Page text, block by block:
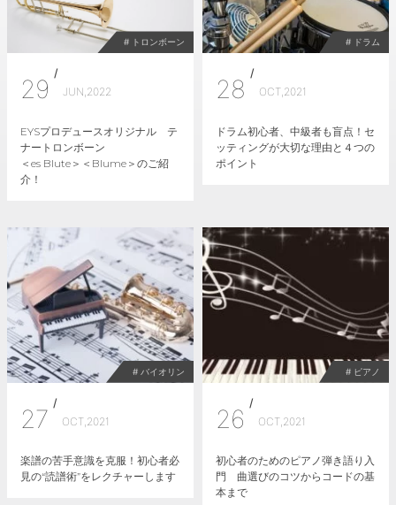
# トロンボーン
29
/
JUN,2022
EYSプロデュースオリジナル テ
ナートロンボーン
＜es Blute＞＜Blume＞のご紹
介！
# ドラム
28
/
OCT,2021
ドラム初心者、中級者も盲点！セ
ッティングが大切な理由と４つの
ポイント
# バイオリン
27
/
OCT,2021
楽譜の苦手意識を克服！初心者必
見の“読譜術”をレクチャーします
# ピアノ
26
/
OCT,2021
初心者のためのピアノ弾き語り入
門 曲選びのコツからコードの基
本まで